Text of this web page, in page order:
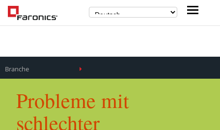
Branche
Probleme mit
schlechter